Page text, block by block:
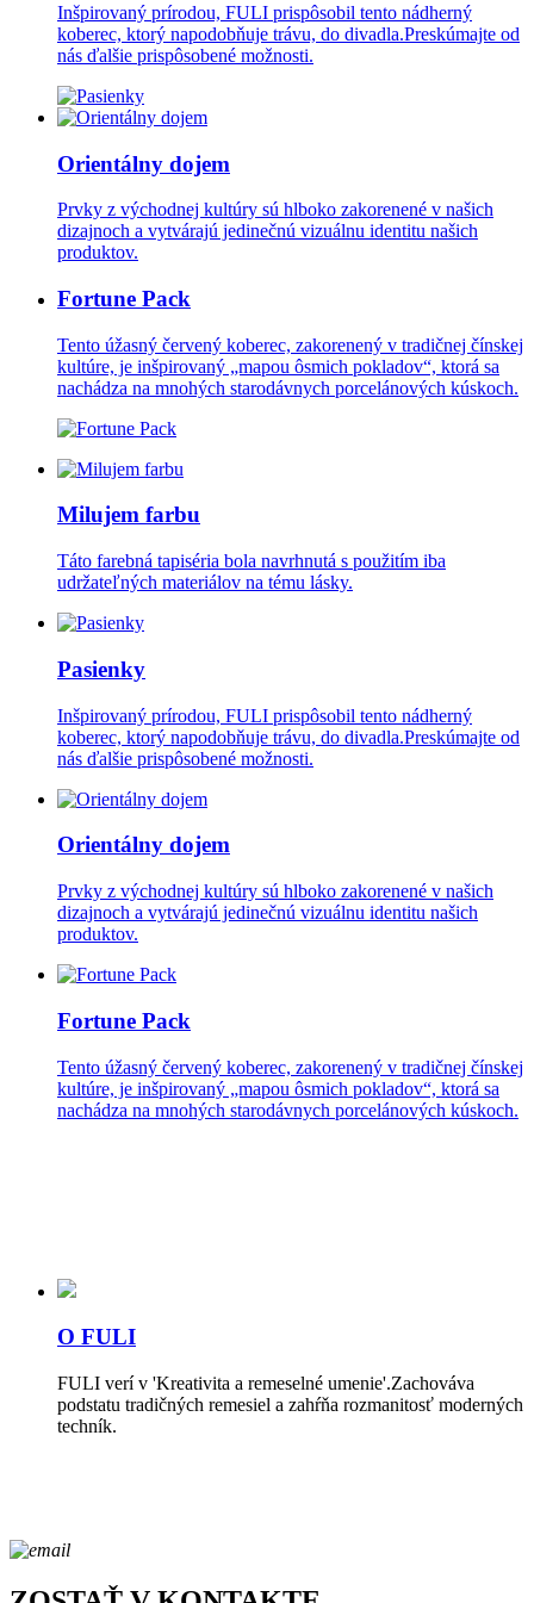
Inšpirovaný prírodou, FULI prispôsobil tento nádherný
koberec, ktorý napodobňuje trávu, do divadla.Preskúmajte od
nás ďalšie prispôsobené možnosti.
Orientálny dojem
Prvky z východnej kultúry sú hlboko zakorenené v našich
dizajnoch a vytvárajú jedinečnú vizuálnu identitu našich
produktov.
Fortune Pack
Tento úžasný červený koberec, zakorenený v tradičnej čínskej
kultúre, je inšpirovaný „mapou ôsmich pokladov“, ktorá sa
nachádza na mnohých starodávnych porcelánových kúskoch.
Milujem farbu
Táto farebná tapiséria bola navrhnutá s použitím iba
udržateľných materiálov na tému lásky.
Pasienky
Inšpirovaný prírodou, FULI prispôsobil tento nádherný
koberec, ktorý napodobňuje trávu, do divadla.Preskúmajte od
nás ďalšie prispôsobené možnosti.
Orientálny dojem
Prvky z východnej kultúry sú hlboko zakorenené v našich
dizajnoch a vytvárajú jedinečnú vizuálnu identitu našich
produktov.
Fortune Pack
Tento úžasný červený koberec, zakorenený v tradičnej čínskej
kultúre, je inšpirovaný „mapou ôsmich pokladov“, ktorá sa
nachádza na mnohých starodávnych porcelánových kúskoch.
O FULI
FULI verí v 'Kreativita a remeselné umenie'.Zachováva
podstatu tradičných remesiel a zahŕňa rozmanitosť moderných
techník.